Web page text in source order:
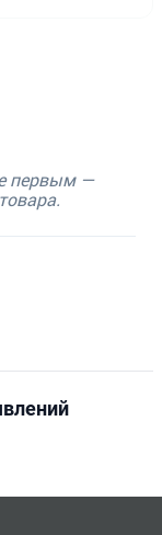
первым —